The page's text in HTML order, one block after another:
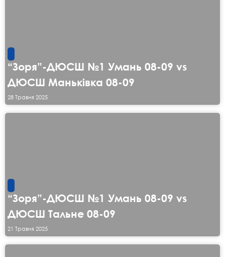
“Зоря”-ДЮСШ №1 Умань 08-09 vs
ДЮСШ Маньківка 08-09
28 Травня 2025
“Зоря”-ДЮСШ №1 Умань 08-09 vs
ДЮСШ Тальне 08-09
21 Травня 2025